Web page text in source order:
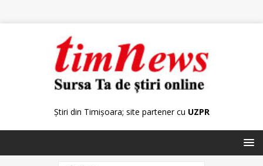
Știri din Timișoara; site partener cu UZPR